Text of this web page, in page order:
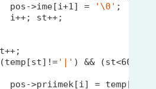
		pos->ime[i+
1] = '\0' ;
'|' ) && (st<60